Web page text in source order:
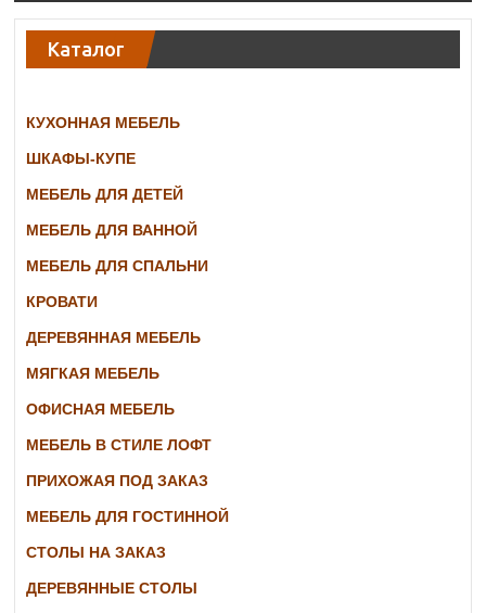
Каталог
КУХОННАЯ МЕБЕЛЬ
ШКАФЫ-КУПЕ
МЕБЕЛЬ ДЛЯ ДЕТЕЙ
МЕБЕЛЬ ДЛЯ ВАННОЙ
МЕБЕЛЬ ДЛЯ СПАЛЬНИ
КРОВАТИ
ДЕРЕВЯННАЯ МЕБЕЛЬ
МЯГКАЯ МЕБЕЛЬ
ОФИСНАЯ МЕБЕЛЬ
МЕБЕЛЬ В СТИЛЕ ЛОФТ
ПРИХОЖАЯ ПОД ЗАКАЗ
МЕБЕЛЬ ДЛЯ ГОСТИННОЙ
СТОЛЫ НА ЗАКАЗ
ДЕРЕВЯННЫЕ СТОЛЫ